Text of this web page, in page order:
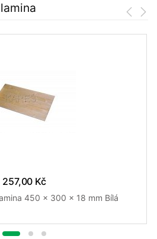
257,00 Kč
450 x 300 x 18 mm Bílá